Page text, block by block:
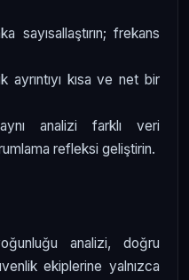
sayısallaştırın; frekans
kısa ve net bir
analizi farklı veri
refleksi geliştirin.
analizi, doğru
ekiplerine yalnızca